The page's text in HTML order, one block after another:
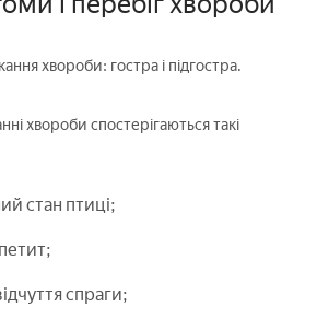
хвороби: гостра і підгостра.
хвороби спостерігаються такі
стан птиці;
спраги;